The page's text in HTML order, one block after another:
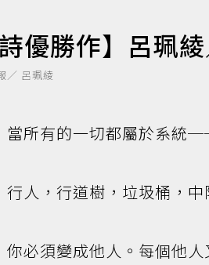
詩優勝作】呂珮
／ 呂珮綾
當所有的一切都屬於系統
行人，行道樹，垃圾桶，中
你必須變成他人。每個他